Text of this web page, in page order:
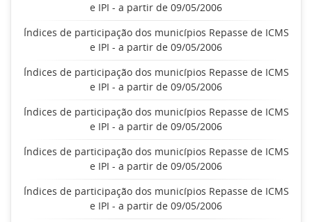
e IPI - a partir de 09/05/2006
Índices de participação dos municípios Repasse de ICMS
e IPI - a partir de 09/05/2006
Índices de participação dos municípios Repasse de ICMS
e IPI - a partir de 09/05/2006
Índices de participação dos municípios Repasse de ICMS
e IPI - a partir de 09/05/2006
Índices de participação dos municípios Repasse de ICMS
e IPI - a partir de 09/05/2006
Índices de participação dos municípios Repasse de ICMS
e IPI - a partir de 09/05/2006